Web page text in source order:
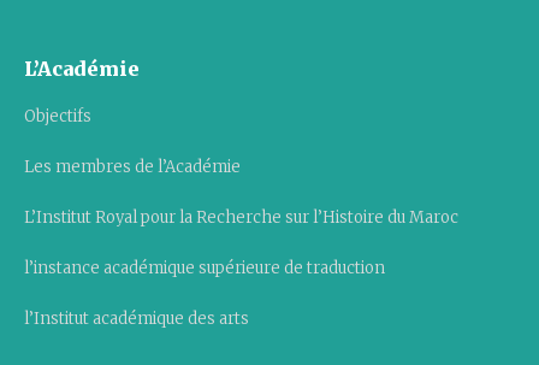
L’Académie
Objectifs
Les membres de l’Académie
L’Institut Royal pour la Recherche sur l’Histoire du Maroc
l’instance académique supérieure de traduction
l’Institut académique des arts